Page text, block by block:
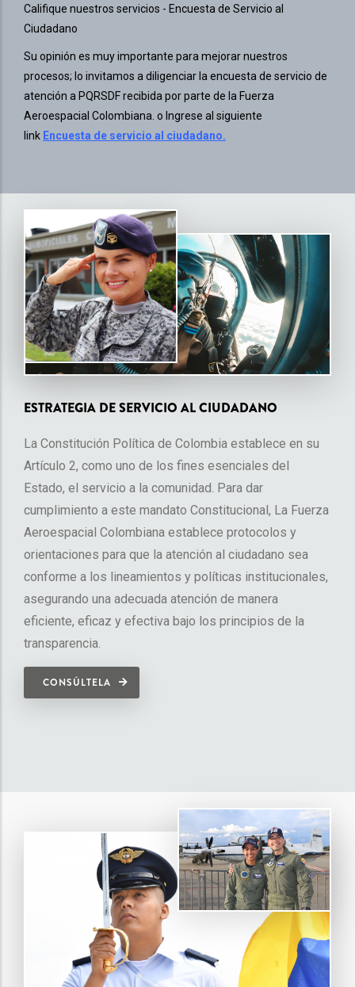
Califique nuestros servicios - Encuesta de Servicio al
Ciudadano
Su opinión es muy importante para mejorar nuestros
procesos; lo invitamos a diligenciar la encuesta de servicio de
atención a PQRSDF recibida por parte de la Fuerza
Aeroespacial Colombiana. o Ingrese al siguiente
link Encuesta de servicio al ciudadano.
ESTRATEGIA DE SERVICIO AL CIUDADANO
La Constitución Política de Colombia establece en su
Artículo 2, como uno de los fines esenciales del
Estado, el servicio a la comunidad. Para dar
cumplimiento a este mandato Constitucional, La Fuerza
Aeroespacial Colombiana establece protocolos y
orientaciones para que la atención al ciudadano sea
conforme a los lineamientos y políticas institucionales,
asegurando una adecuada atención de manera
eficiente, eficaz y efectiva bajo los principios de la
transparencia.
CONSÚLTELA